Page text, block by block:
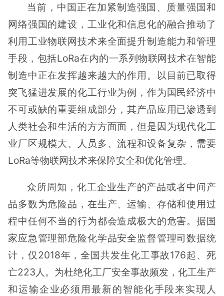
当前，中国正在加紧制造强国、质量强国和
网络强国的建设，工业化和信息化的融合推动了
利用工业物联网技术来全面提升制造能力和管理
手段，包括LoRa在内的一系列物联网技术在智能
制造中正在发挥越来越大的作用。以目前已取得
突飞猛进发展的化工行业为例，作为国民经济中
不可或缺的重要组成部分，其产品应用已渗透到
人类社会和生活的方方面面，但是因为现代化工
业厂区规模大、人员多、流程和设备复杂，需要
LoRa等物联网技术来保障安全和优化管理。
众所周知，化工企业生产的产品或者中间产
品多数为危险品，在生产、运输、存储和使用过
程中任何不当的行为都会造成极大的危害。据国
家应急管理部危险化学品安全监督管理司数据统
计，仅2018年，全国共发生化工事故176起、死
亡223人。为杜绝化工厂安全事故频发，化工生产
和运输企业必须用最新的智能化手段来实现人